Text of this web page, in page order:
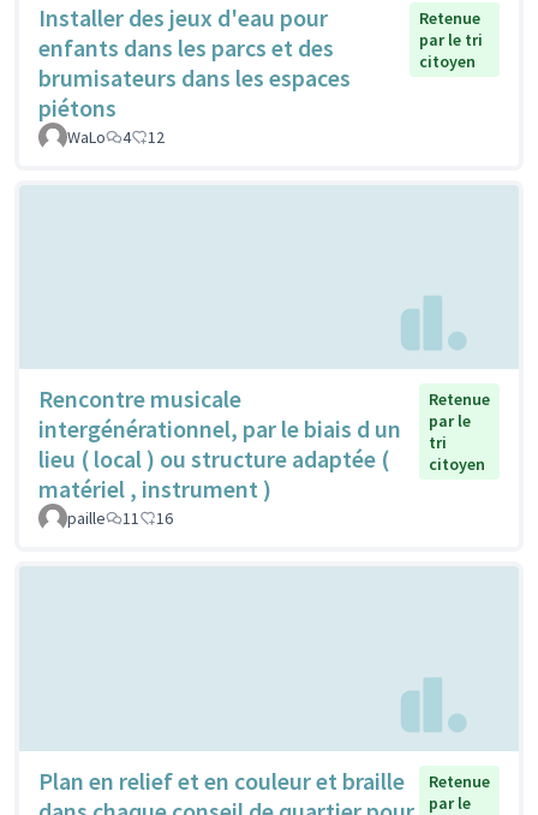
Installer des jeux d'eau pour
enfants dans les parcs et des
brumisateurs dans les espaces
piétons
Retenue
par le tri
citoyen
WaLo 4 12
Rencontre musicale
intergénérationnel, par le biais d un
lieu ( local ) ou structure adaptée (
matériel , instrument )
Retenue
par le
tri
citoyen
paille 11 16
Plan en relief et en couleur et braille
Retenue
par le